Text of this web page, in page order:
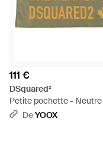
111 €
DSquared²
Petite pochette - Neutre
DeYOOX